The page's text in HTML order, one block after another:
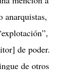
anarquistas,
de poder.
de otros